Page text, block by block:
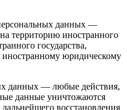
данных —
территорию иностранного
государства,
юридическому
данных — любые действия,
данные уничтожаются
восстановления